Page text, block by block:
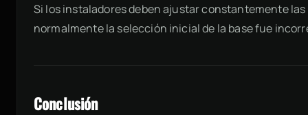
Si los instaladores deben ajustar constantemente las
normalmente la selección inicial de la base fue
Conclusión